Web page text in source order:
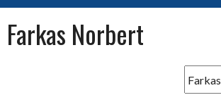
Farkas Norbert